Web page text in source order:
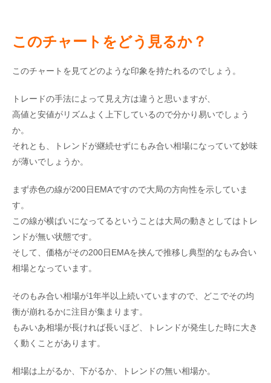
このチャートをどう見るか？
このチャートを見てどのような印象を持たれるのでしょう。
トレードの手法によって見え方は違うと思いますが、
高値と安値がリズムよく上下しているので分かり易いでしょう
か。
それとも、トレンドが継続せずにもみ合い相場になっていて妙味
が薄いでしょうか。
まず赤色の線が200日EMAですので大局の方向性を示していま
す。
この線が横ばいになってるということは大局の動きとしてはトレ
ンドが無い状態です。
そして、価格がその200日EMAを挟んで推移し典型的なもみ合い
相場となっています。
そのもみ合い相場が1年半以上続いていますので、どこでその均
衡が崩れるかに注目が集まります。
もみいあ相場が長ければ長いほど、トレンドが発生した時に大き
く動くことがあります。
相場は上がるか、下がるか、トレンドの無い相場か。